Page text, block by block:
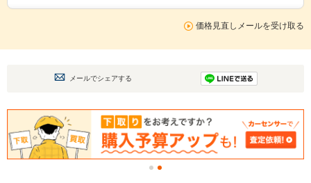
価格見直しメールを受け取る
メールでシェアする